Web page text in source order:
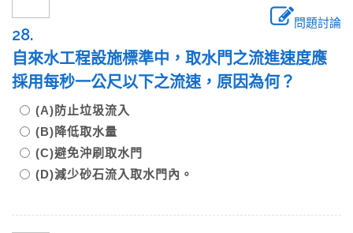
問題討論
28.
自來水工程設施標準中，取水門之流進速度應
採用每秒一公尺以下之流速，原因為何？
(A)防止垃圾流入
(B)降低取水量
(C)避免沖刷取水門
(D)減少砂石流入取水門內。